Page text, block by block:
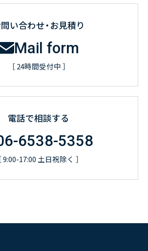
い合わせ・お見積り
Mail form
［ 24時間受付中 ］
電話で相談する
6538-5358
［ 9:00-17:00 土日祝除く ］